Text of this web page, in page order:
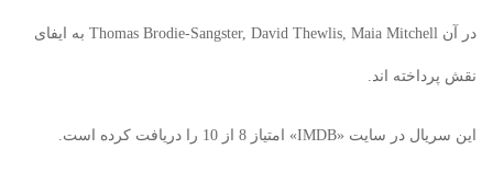
در آن Thomas Brodie-Sangster, David Thewlis, Maia Mitchell به ایفای
نقش پرداخته اند.
این سریال در سایت «IMDB» امتیاز 8 از 10 را دریافت کرده است.